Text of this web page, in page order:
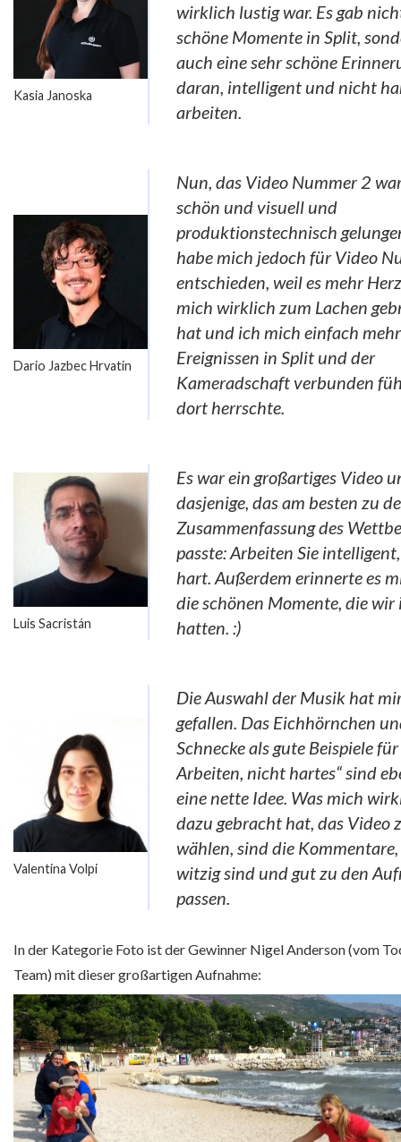
Kasia Janoska
wirklich lustig war. Es gab
schöne Momente in Split,
auch eine sehr schöne
daran, intelligent und nicht
arbeiten.
Dario Jazbec Hrvatin
Nun, das Video Nummer 2
schön und visuell und
produktionstechnisch
habe mich jedoch für Video
entschieden, weil es mehr
mich wirklich zum Lachen
hat und ich mich einfach
Ereignissen in Split und der
Kameradschaft verbunden
dort herrschte.
Luis Sacristán
Es war ein großartiges Video
dasjenige, das am besten zu
Zusammenfassung des
passte: Arbeiten Sie
hart. Außerdem erinnerte es
die schönen Momente, die wir
hatten. :)
Valentina Volpi
Die Auswahl der Musik hat
gefallen. Das Eichhörnchen
Schnecke als gute Beispiele für
Arbeiten, nicht hartes“ sind
eine nette Idee. Was mich
dazu gebracht hat, das Video
wählen, sind die
witzig sind und gut zu den
passen.
In der Kategorie Foto ist der Gewinner Nigel Anderson (vom
Team) mit dieser großartigen Aufnahme: